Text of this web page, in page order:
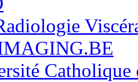
Catholique